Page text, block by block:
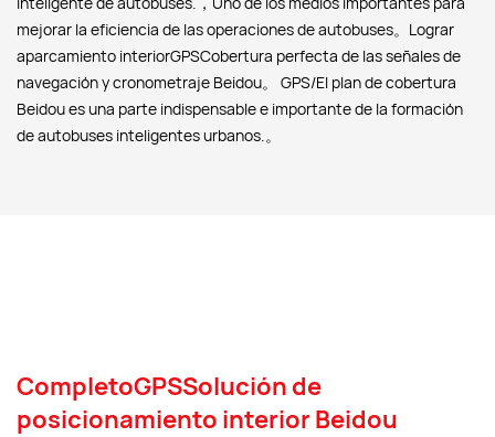
mejorar la eficiencia de las operaciones de autobuses。Lograr
aparcamiento interiorGPSCobertura perfecta de las señales de
navegación y cronometraje Beidou。 GPS/El plan de cobertura
Beidou es una parte indispensable e importante de la formación
de autobuses inteligentes urbanos.。
CompletoGPSSolución de
posicionamiento interior Beidou